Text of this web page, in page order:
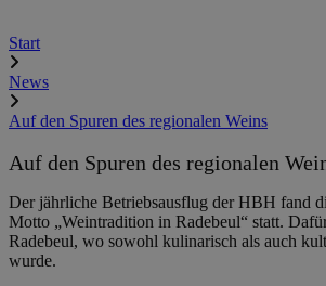
Start
News
Auf den Spuren des regionalen Weins
Auf den Spuren des regionalen
Der jährliche Betriebsausflug der HBH fand
Motto „Weintradition in Radebeul“ statt.
Radebeul, wo sowohl kulinarisch als auch
wurde.